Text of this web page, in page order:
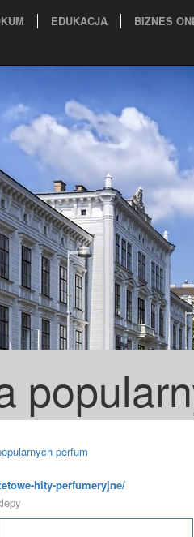
EDUKACJA BIZNES
perfum
hity-perfumeryjne/